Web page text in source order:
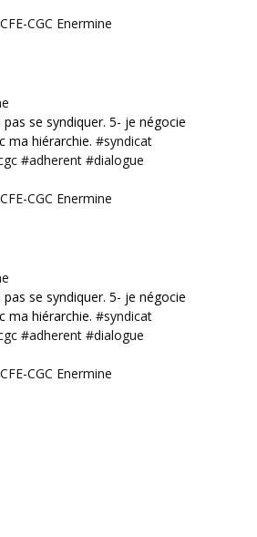
CGC Enermine
se syndiquer. 5- je négocie
ma hiérarchie. #syndicat
#adherent #dialogue
CGC Enermine
se syndiquer. 5- je négocie
ma hiérarchie. #syndicat
#adherent #dialogue
CGC Enermine